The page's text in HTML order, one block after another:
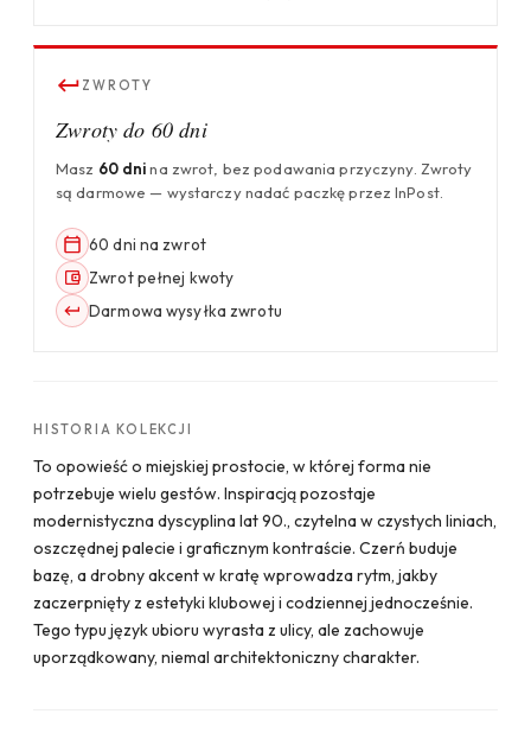
ZWROTY
Zwroty do 60 dni
Masz 60 dnina zwrot, bez podawania przyczyny. Zwroty
są darmowe — wystarczy nadać paczkę przez InPost.
60 dni na zwrot
Zwrot pełnej kwoty
Darmowa wysyłka zwrotu
HISTORIA KOLEKCJI
To opowieść o miejskiej prostocie, w której forma nie
potrzebuje wielu gestów. Inspiracją pozostaje
modernistyczna dyscyplina lat 90., czytelna w czystych liniach,
oszczędnej palecie i graficznym kontraście. Czerń buduje
bazę, a drobny akcent w kratę wprowadza rytm, jakby
zaczerpnięty z estetyki klubowej i codziennej jednocześnie.
Tego typu język ubioru wyrasta z ulicy, ale zachowuje
uporządkowany, niemal architektoniczny charakter.